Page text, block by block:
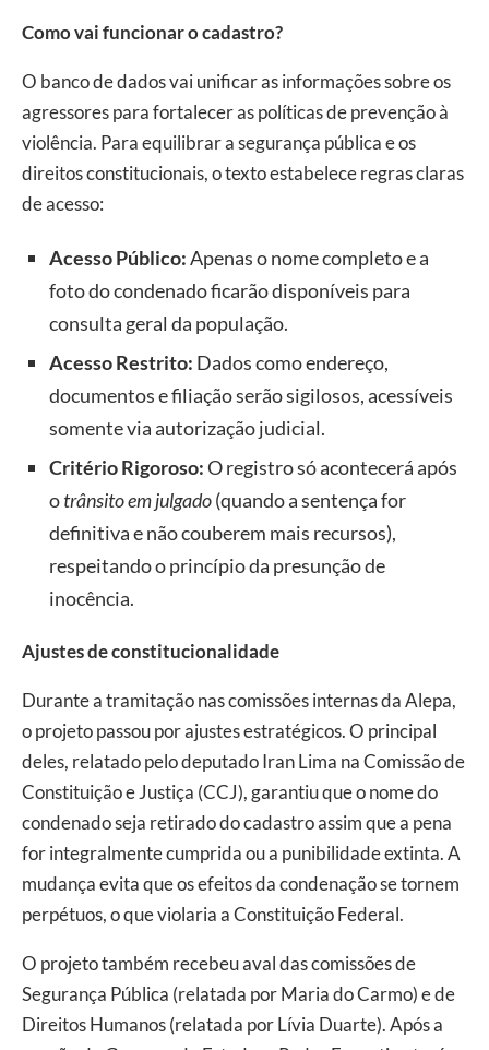
Como vai funcionar o cadastro?
O banco de dados vai unificar as informações sobre os
agressores para fortalecer as políticas de prevenção à
violência. Para equilibrar a segurança pública e os
direitos constitucionais, o texto estabelece regras claras
de acesso:
Acesso Público:Apenas o nome completo e a
foto do condenado ficarão disponíveis para
consulta geral da população.
Acesso Restrito: Dados como endereço,
documentos e filiação serão sigilosos, acessíveis
somente via autorização judicial.
Critério Rigoroso:O registro só acontecerá após
otrânsito em julgado(quando a sentença for
definitiva e não couberem mais recursos),
respeitando o princípio da presunção de
inocência.
Ajustes de constitucionalidade
Durante a tramitação nas comissões internas da Alepa,
o projeto passou por ajustes estratégicos. O principal
deles, relatado pelo deputado Iran Lima na Comissão de
Constituição e Justiça (CCJ), garantiu que o nome do
condenado seja retirado do cadastro assim que a pena
for integralmente cumprida ou a punibilidade extinta. A
mudança evita que os efeitos da condenação se tornem
perpétuos, o que violaria a Constituição Federal.
O projeto também recebeu aval das comissões de
Segurança Pública (relatada por Maria do Carmo) e de
Direitos Humanos (relatada por Lívia Duarte). Após a